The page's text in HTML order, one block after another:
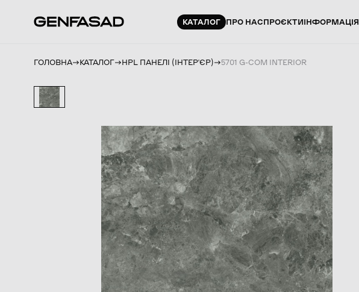
КАТАЛОГ ПРО НАСПРОЄКТИІНФОРМАЦІЯ
ГОЛОВНА КАТАЛОГ HPL ПАНЕЛІ (ІНТЕРʼЄР) 5701 G-COM INTERIOR